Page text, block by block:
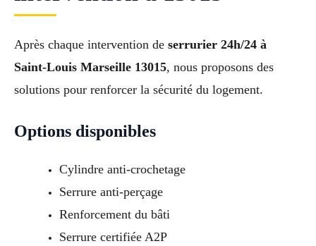
Après chaque intervention de serrurier 24h/24 à
Saint-Louis Marseille 13015, nous proposons des
solutions pour renforcer la sécurité du logement.
Options disponibles
Cylindre anti-crochetage
Serrure anti-perçage
Renforcement du bâti
Serrure certifiée A2P